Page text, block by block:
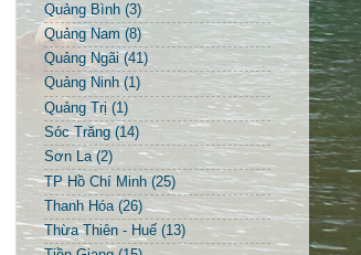
Quảng Bình (3)
Quảng Nam (8)
Quảng Ngãi (41)
Quảng Ninh (1)
Quảng Trị (1)
Sóc Trăng (14)
Sơn La (2)
TP Hồ Chí Minh (25)
Thanh Hóa (26)
Thừa Thiên - Huế (13)